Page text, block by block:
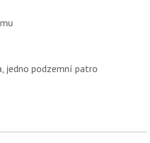
jedno podzemní patro